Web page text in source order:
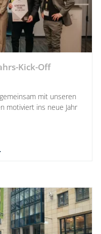
Kick-Off
mit unseren
motiviert ins neue Jahr